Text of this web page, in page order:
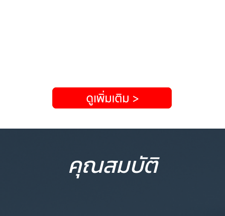
คุณสมบัติ